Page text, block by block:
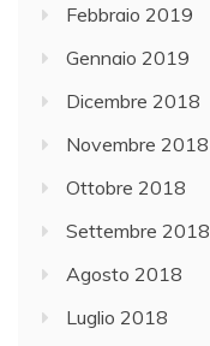
Febbraio 2019
Gennaio 2019
Dicembre 2018
Novembre 2018
Ottobre 2018
Settembre 2018
Agosto 2018
Luglio 2018